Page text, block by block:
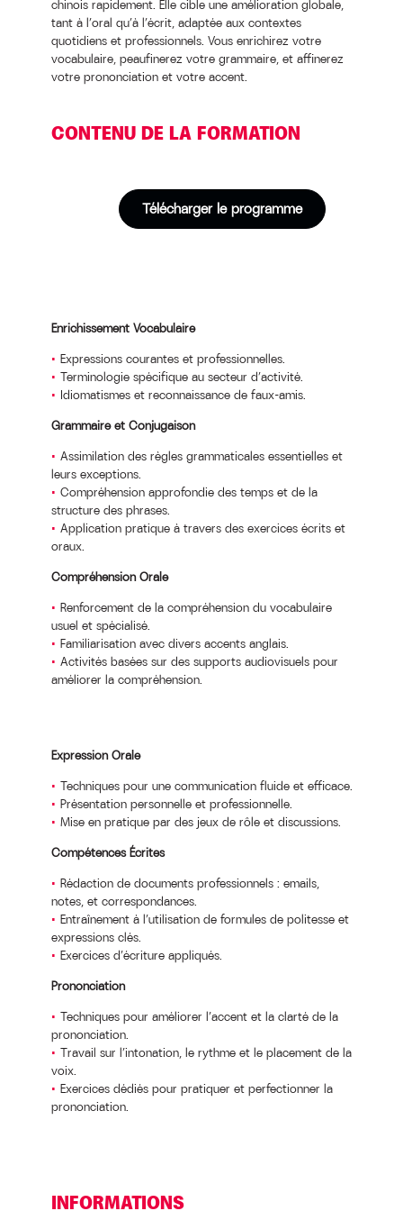
chinois rapidement. Elle cible une amélioration globale,
tant à l’oral qu’à l’écrit, adaptée aux contextes
quotidiens et professionnels. Vous enrichirez votre
vocabulaire, peaufinerez votre grammaire, et affinerez
votre prononciation et votre accent.
CONTENU DE LA FORMATION
Télécharger le programme
Enrichissement Vocabulaire
Expressions courantes et professionnelles.
Terminologie spécifique au secteur d’activité.
Idiomatismes et reconnaissance de faux-amis.
Grammaire et Conjugaison
Assimilation des règles grammaticales essentielles et
leurs exceptions.
Compréhension approfondie des temps et de la
structure des phrases.
Application pratique à travers des exercices écrits et
oraux.
Compréhension Orale
Renforcement de la compréhension du vocabulaire
usuel et spécialisé.
Familiarisation avec divers accents anglais.
Activités basées sur des supports audiovisuels pour
améliorer la compréhension.
Expression Orale
Techniques pour une communication fluide et efficace.
Présentation personnelle et professionnelle.
Mise en pratique par des jeux de rôle et discussions.
Compétences Écrites
Rédaction de documents professionnels : emails,
notes, et correspondances.
Entraînement à l’utilisation de formules de politesse et
expressions clés.
Exercices d’écriture appliqués.
Prononciation
Techniques pour améliorer l’accent et la clarté de la
prononciation.
Travail sur l’intonation, le rythme et le placement de la
voix.
Exercices dédiés pour pratiquer et perfectionner la
prononciation.
INFORMATIONS